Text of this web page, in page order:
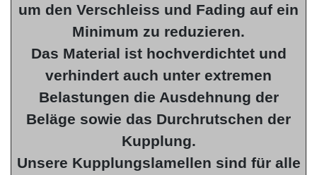
um den Verschleiss und Fading auf ein
Minimum zu reduzieren.
Das Material ist hochverdichtet und
verhindert auch unter extremen
Belastungen die Ausdehnung der
Beläge sowie das Durchrutschen der
Kupplung.
Unsere Kupplungslamellen sind für alle